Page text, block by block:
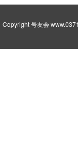
Copyright 号友会